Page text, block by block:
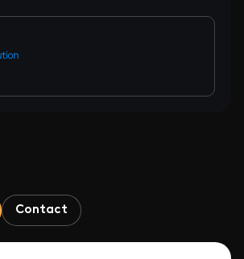
sur Facebook
Documentaires' sur X
up Documentaires' sur LinkedIn
Contact